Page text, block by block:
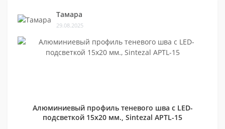
Тамара
29.08.2025
Алюминиевый профиль теневого шва c LED-
подсветкой 15х20 мм., Sintezal APTL-15